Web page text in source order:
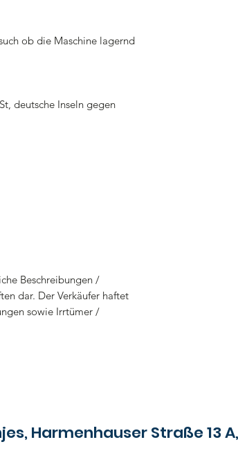
ob die Maschine lagernd
deutsche Inseln gegen
Beschreibungen /
dar. Der Verkäufer haftet
sowie Irrtümer /
Straße 13 A,